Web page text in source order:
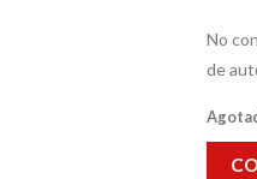
No
de